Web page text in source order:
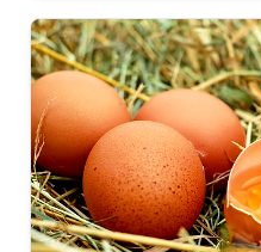
Dégustation